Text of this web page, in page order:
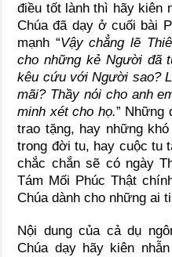
điều tốt lành thì hãy kiên
Chúa đã dạy ở cuối bài
mạnh “Vậy chẳng lẽ
cho những kẻ Người đã
kêu cứu với Người sao?
mãi? Thầy nói cho anh
minh xét cho họ.” Những
trao tặng, hay những
trong đời tu, hay cuộc tu
chắc chắn sẽ có ngày
Tám Mối Phúc Thật
Chúa dành cho những ai
Nội dung của cả dụ
Chúa dạy hãy kiên